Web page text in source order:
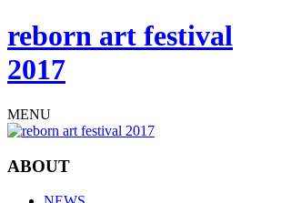
reborn art festival
2017
MENU
ABOUT